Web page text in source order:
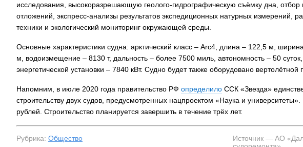
исследования, высокоразрешающую геолого-гидрографическую съёмку дна,
отложений, экспресс-анализы результатов экспедиционных натурных измерений,
техники и экологический мониторинг окружающей среды.
Основные характеристики судна: арктический класс – Arc4, длина – 122,5 м,
м, водоизмещение – 8130 т, дальность – более 7500 миль, автономность – 50
энергетической установки – 7840 кВт. Судно будет также оборудовано вертолётной
Напомним, в июле 2020 года правительство РФ определило ССК «Звезда»
строительству двух судов, предусмотренных нацпроектом «Наука и
рублей. Строительство планируется завершить в течение трёх лет.
Рубрика: Общество
Источник — АО